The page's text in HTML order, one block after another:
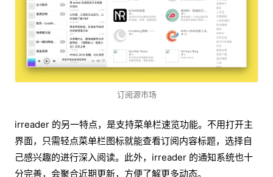
订阅源市场
irreader 的另一特点，是支持菜单栏速览功能。不用打开主
界面，只需轻点菜单栏图标就能查看订阅内容标题，选择自
己感兴趣的进行深入阅读。此外，irreader 的通知系统也十
分完善，会聚合近期更新，方便了解更多动态。